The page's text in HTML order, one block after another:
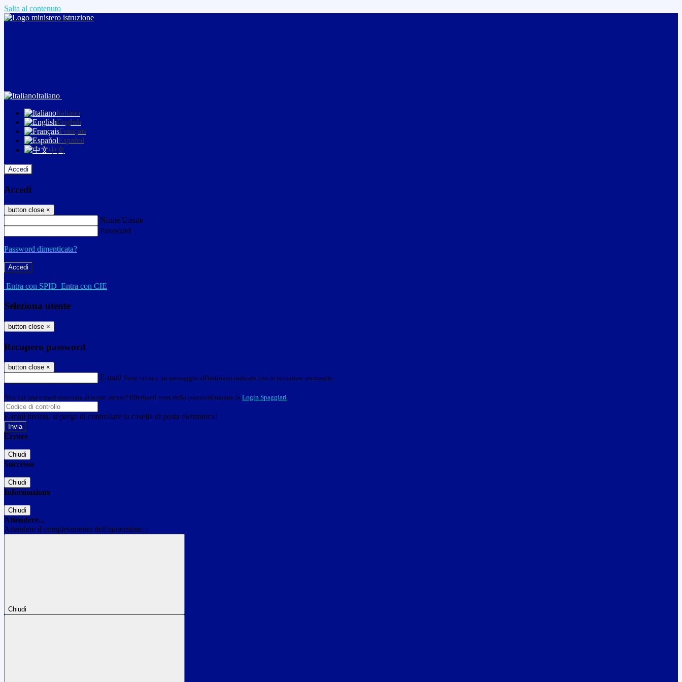
Salta al contenuto
Italiano
Italiano
English
Français
Español
中文
Accedi
Accedi
button close ×
Nome Utente
Password
Password dimenticata?
-
Entra con SPID Entra con CIE
Seleziona utente
button close ×
Recupero password
button close ×
E-mail Verrà inviato un messaggio all'indirizzo indicato con le istruzioni necessarie.
Non hai una e-mail associata al nome utente? Effettua il reset della password tramite la Login Spaggiari
E-mail inviata, si prega di controllare la casella di posta elettronica!
Errore
Chiudi
Successo
Chiudi
Informazione
Chiudi
Attendere...
Attendere il completamento dell'operazione...
Chiudi